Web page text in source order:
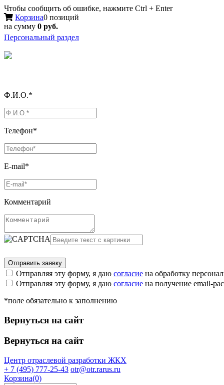
Чтобы сообщить об ошибке, нажмите Ctrl + Enter
Корзина0 позиций
на сумму 0 руб.
Персональный раздел
Ф.И.О.*
Телефон*
E-mail*
Комментарий
Отправляя эту форму, я даю согласие на обработку
Отправляя эту форму, я даю согласие на получение email-
*поле обязательно к заполнению
Вернуться на сайт
Вернуться на сайт
Центр отраслевой разработки ЖКХ
+ 7 (495) 777-25-43 otr@otr.rarus.ru
Корзина(0)